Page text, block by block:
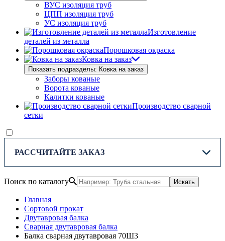
ВУС изоляция труб
ЦПП изоляция труб
УС изоляция труб
Изготовление
деталей из металла
Порошковая окраска
Ковка на заказ
Показать подразделы: Ковка на заказ
Заборы кованые
Ворота кованые
Калитки кованые
Производство сварной
сетки
РАССЧИТАЙТЕ ЗАКАЗ
Поиск по каталогу Искать
Главная
Сортовой прокат
Двутавровая балка
Сварная двутавровая балка
Балка сварная двутавровая 70Ш3